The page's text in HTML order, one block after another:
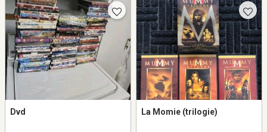
Dvd La Momie (trilogie)